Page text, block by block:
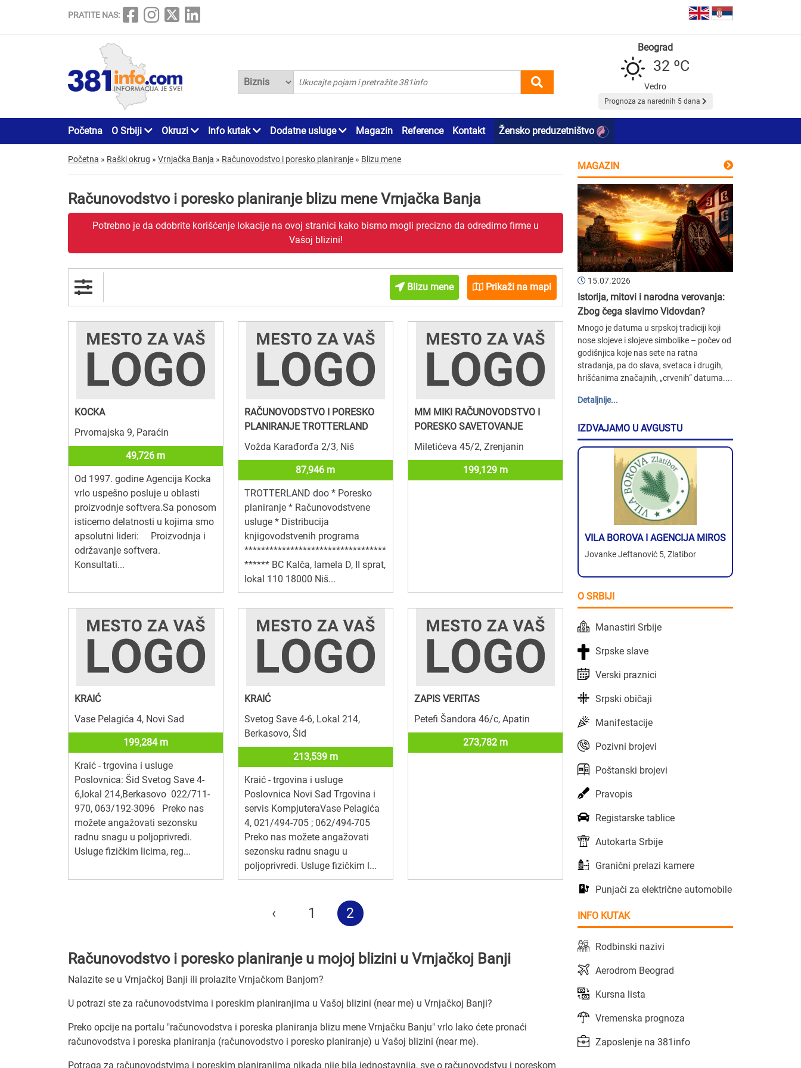
PRATITE NAS:
Beograd
32 ºC
Vedro
Prognoza za narednih 5 dana
Početna O Srbiji Okruzi Info kutak Dodatne usluge Magazin Reference Kontakt Žensko preduzetništvo
Početna » Raški okrug » Vrnjačka Banja » Računovodstvo i poresko planiranje » Blizu mene
Računovodstvo i poresko planiranje blizu mene Vrnjačka Banja
Potrebno je da odobrite korišćenje lokacije na ovoj stranici kako bismo mogli precizno da odredimo firme u
Vašoj blizini!
Blizu mene Prikaži na mapi
KOCKA
Prvomajska 9, Paraćin
49,726 m
Od 1997. godine Agencija Kocka
vrlo uspešno posluje u oblasti
proizvodnje softvera.Sa ponosom
isticemo delatnosti u kojima smo
apsolutni lideri: Proizvodnja i
održavanje softvera.
Konsultati...
RAČUNOVODSTVO I PORESKO
PLANIRANJE TROTTERLAND
Vožda Karađorđa 2/3, Niš
87,946 m
TROTTERLAND doo * Poresko
planiranje * Računovodstvene
usluge * Distribucija
knjigovodstvenih programa
**********************************
****** BC Kalča, lamela D, II sprat,
lokal 110 18000 Niš...
MM MIKI RAČUNOVODSTVO I
PORESKO SAVETOVANJE
Miletićeva 45/2, Zrenjanin
199,129 m
KRAIĆ
Vase Pelagića 4, Novi Sad
199,284 m
Kraić - trgovina i usluge
Poslovnica: Šid Svetog Save 4-
6,lokal 214,Berkasovo 022/711-
970, 063/192-3096 Preko nas
možete angažovati sezonsku
radnu snagu u poljoprivredi.
Usluge fizičkim licima, reg...
KRAIĆ
Svetog Save 4-6, Lokal 214,
Berkasovo, Šid
213,539 m
Kraić - trgovina i usluge
Poslovnica Novi Sad Trgovina i
servis KompjuteraVase Pelagića
4, 021/494-705 ; 062/494-705
Preko nas možete angažovati
sezonsku radnu snagu u
poljoprivredi. Usluge fizičkim l...
ZAPIS VERITAS
Petefi Šandora 46/c, Apatin
273,782 m
‹ 1 2
Računovodstvo i poresko planiranje u mojoj blizini u Vrnjačkoj Banji
Nalazite se u Vrnjačkoj Banji ili prolazite Vrnjačkom Banjom?
U potrazi ste za računovodstvima i poreskim planiranjima u Vašoj blizini (near me) u Vrnjačkoj Banji?
Preko opcije na portalu "računovodstva i poreska planiranja blizu mene Vrnjačku Banju" vrlo lako ćete pronaći
računovodstva i poreska planiranja (računovodstvo i poresko planiranje) u Vašoj blizini (near me).
Potraga za računovodstvima i poreskim planiranjima nikada nije bila jednostavnija, sve o računovodstvu i poreskom
MAGAZIN
15.07.2026
Istorija, mitovi i narodna verovanja:
Zbog čega slavimo Vidovdan?
Mnogo je datuma u srpskoj tradiciji koji
nose slojeve i slojeve simbolike – počev od
godišnjica koje nas sete na ratna
stradanja, pa do slava, svetaca i drugih,
hrišćanima značajnih, „crvenih“ datuma....
Detaljnije...
IZDVAJAMO U AVGUSTU
VILA BOROVA I AGENCIJA MIROS
Jovanke Jeftanović 5, Zlatibor
O SRBIJI
Manastiri Srbije
Srpske slave
Verski praznici
Srpski običaji
Manifestacije
Pozivni brojevi
Poštanski brojevi
Pravopis
Registarske tablice
Autokarta Srbije
Granični prelazi kamere
Punjači za električne automobile
INFO KUTAK
Rodbinski nazivi
Aerodrom Beograd
Kursna lista
Vremenska prognoza
Zaposlenje na 381info